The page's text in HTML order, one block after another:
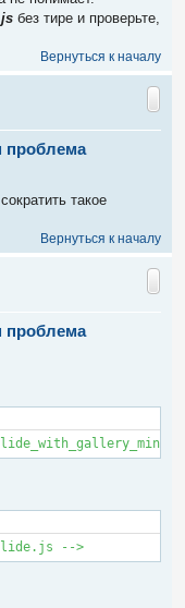
без тире и проверьте,
Вернуться к началу
проблема
такое
Вернуться к началу
проблема
-->